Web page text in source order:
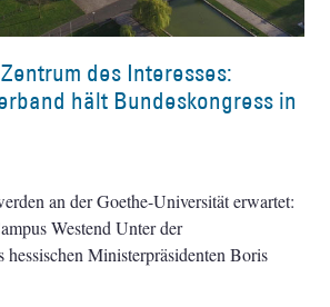
des Interesses:
hält Bundeskongress in
an der Goethe-Universität erwartet:
Westend Unter der
hessischen Ministerpräsidenten Boris